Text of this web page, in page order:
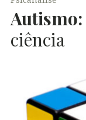
Autismo:
ciência